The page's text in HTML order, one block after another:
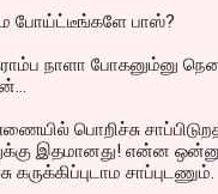
போய்ட்டீங்களே பாஸ்?
நாளா போகனும்னு
பொறிச்சு
இதமானது! என்ன
கருக்கிப்புடாம சாப்புடணும்.